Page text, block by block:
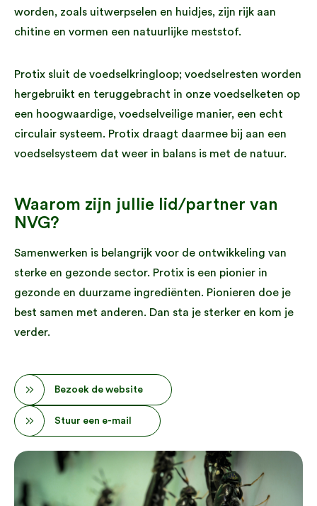
worden, zoals uitwerpselen en huidjes, zijn rijk aan
chitine en vormen een natuurlijke meststof.
Protix sluit de voedselkringloop; voedselresten worden
hergebruikt en teruggebracht in onze voedselketen op
een hoogwaardige, voedselveilige manier, een echt
circulair systeem. Protix draagt daarmee bij aan een
voedselsysteem dat weer in balans is met de natuur.
Waarom zijn jullie lid/partner van
NVG?
Samenwerken is belangrijk voor de ontwikkeling van
sterke en gezonde sector. Protix is een pionier in
gezonde en duurzame ingrediënten. Pionieren doe je
best samen met anderen. Dan sta je sterker en kom je
verder.
Bezoek de website
Stuur een e-mail